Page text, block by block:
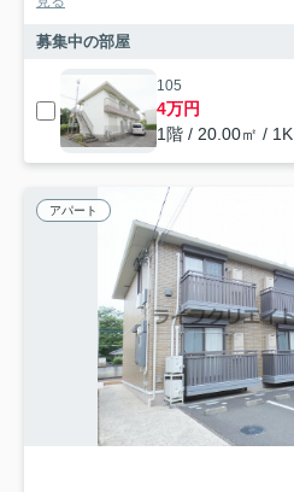
募集中の部屋
105
4万円
1階 / 20.00㎡ / 1K
アパート